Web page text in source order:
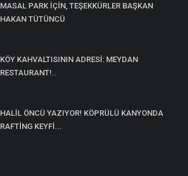
MASAL PARK İÇİN, TEŞEKKÜRLER BAŞKAN
HAKAN TÜTÜNCÜ
KÖY KAHVALTISININ ADRESİ: MEYDAN
RESTAURANT!..
HALİL ÖNCÜ YAZIYOR! KÖPRÜLÜ KANYONDA
RAFTİNG KEYFİ...